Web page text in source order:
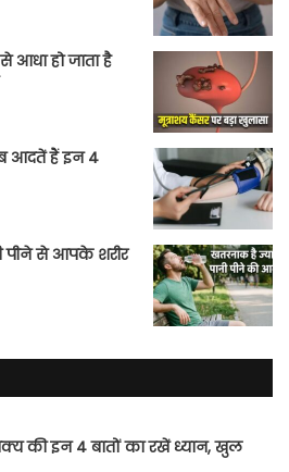
आधा हो जाता है
आदतें हैं इन 4
पीने से आपके शरीर
की इन 4 बातों का रखें ध्यान, खुल